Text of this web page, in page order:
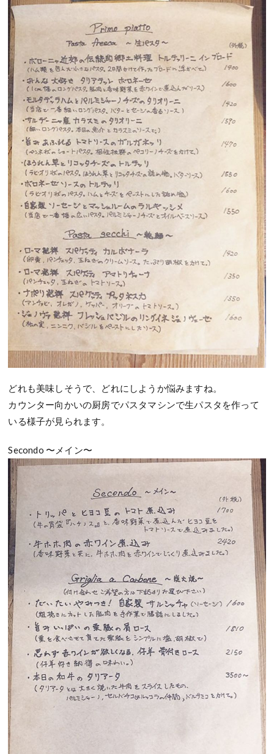
どれも美味しそうで、どれにしようか悩みますね。
カウンター向かいの厨房でパスタマシンで生パスタを作って
いる様子が見られます。
Secondo 〜メイン〜